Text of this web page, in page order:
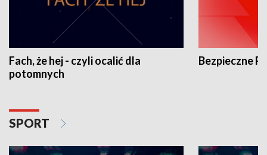
Fach, że hej - czyli ocalić dla
potomnych
Bezpieczne
SPORT